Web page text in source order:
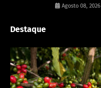
Agosto 08, 2026
Destaque